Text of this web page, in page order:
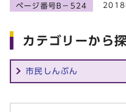
ページ番号B－524 2018
カテゴリーから
市民しんぶん